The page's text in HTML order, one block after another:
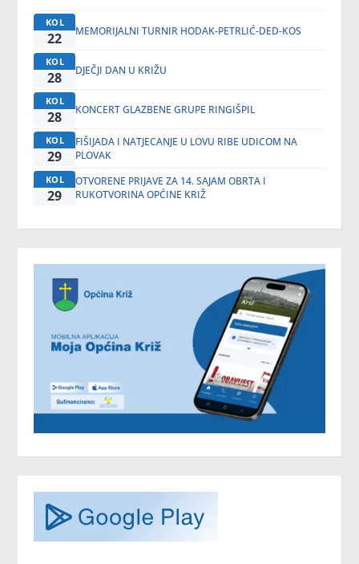
KOL
22 MEMORIJALNI TURNIR HODAK-PETRLIĆ-DED-KOS
KOL
28 DJEČJI DAN U KRIŽU
KOL
28 KONCERT GLAZBENE GRUPE RINGIŠPIL
KOL
29
FIŠIJADA I NATJECANJE U LOVU RIBE UDICOM NA
PLOVAK
KOL
29
OTVORENE PRIJAVE ZA 14. SAJAM OBRTA I
RUKOTVORINA OPĆINE KRIŽ